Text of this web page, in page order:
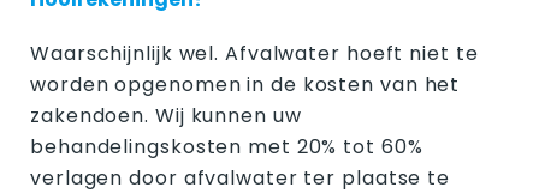
Waarschijnlijk wel. Afvalwater hoeft niet te
worden opgenomen in de kosten van het
zakendoen. Wij kunnen uw
behandelingskosten met 20% tot 60%
verlagen door afvalwater ter plaatse te